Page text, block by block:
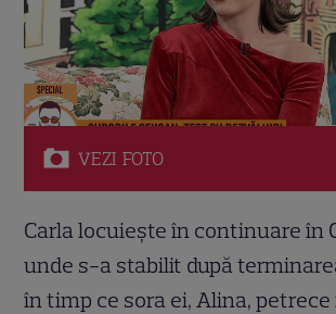
VEZI FOTO
Carla locuiește în continuare în
unde s-a stabilit după
în timp ce sora ei, Alina,